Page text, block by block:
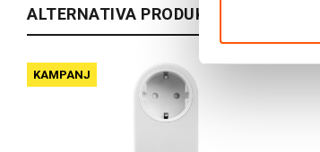
ALTERNATIVA PRODUKTER
KAMPANJ